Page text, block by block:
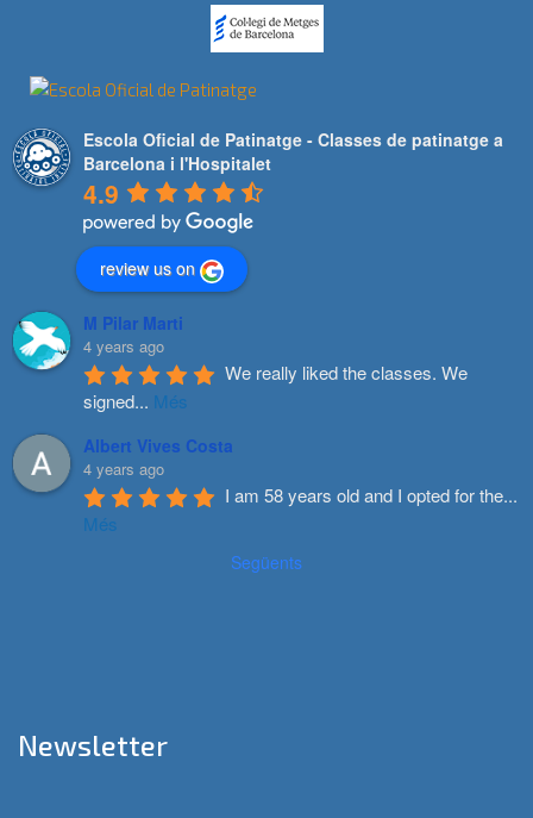
Escola Oficial de Patinatge - Classes de patinatge a
Barcelona i l'Hospitalet
4.9
review us on
M Pilar Marti
4 years ago
We really liked the classes. We
signed... Més
Albert Vives Costa
4 years ago
I am 58 years old and I opted for the...
Més
Següents
Newsletter